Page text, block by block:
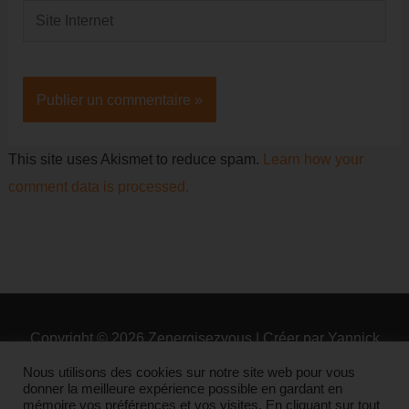
Site
This site uses Akismet to reduce spam. Learn how your
comment data is processed.
Copyright © 2026Zenergisezvous| Créer par Yannick
Nous utilisons des cookies sur notre site web pour vous
donner la meilleure expérience possible en gardant en
mémoire vos préférences et vos visites. En cliquant sur tout